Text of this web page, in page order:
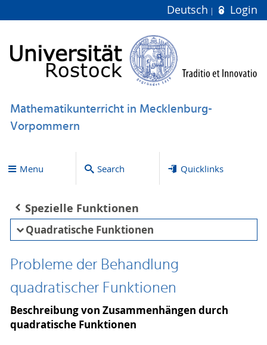
Deutsch Login
Mathematikunterricht in Mecklenburg-
Vorpommern
Menu Search Quicklinks
Spezielle Funktionen
Quadratische Funktionen
Probleme der Behandlung
quadratischer Funktionen
Beschreibung von Zusammenhängen durch
quadratische Funktionen